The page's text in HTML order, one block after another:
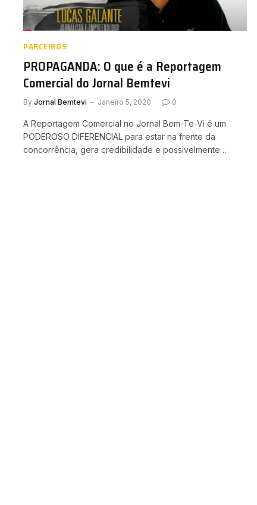
PARCEIROS
PROPAGANDA: O que é a Reportagem
Comercial do Jornal Bemtevi
By Jornal Bemtevi Janeiro 5, 2020 0
A Reportagem Comercial no Jornal Bem-Te-Vi é um
PODEROSO DIFERENCIAL para estar na frente da
concorrência, gera credibilidade e possivelmente…